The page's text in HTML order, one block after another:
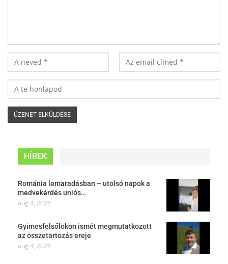
HÍREK
Románia lemaradásban – utolsó napok a
medvekérdés uniós…
aug 4, 2026
Gyimesfelsőlokon ismét megmutatkozott
az összetartozás ereje
aug 4, 2026